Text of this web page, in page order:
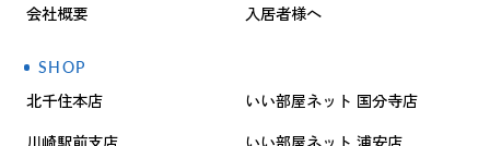
会社概要
入居者様へ
SHOP
北千住本店
川崎駅前支店
いい部屋ネット 国分寺店
いい部屋ネット 浦安店